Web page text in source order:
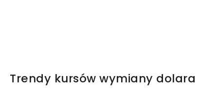
Trendy kursów wymiany dolara